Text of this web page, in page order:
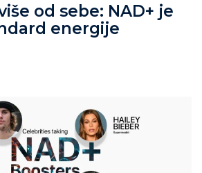
od sebe: NAD+ je
energije